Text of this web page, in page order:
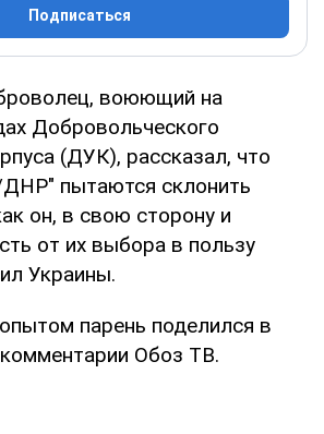
Подписаться
воюющий на
Добровольческого
(ДУК), рассказал, что
пытаются склонить
он, в свою сторону и
от их выбора в пользу
Украины.
парень поделился в
Обоз ТВ.